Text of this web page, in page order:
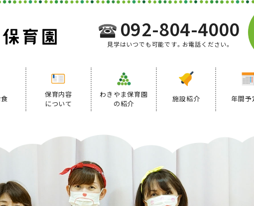
092-804-4000
見学はいつでも可能です。お電話ください。
保育内容
について
デイリープログラム
わきやま保育園
の紹介
施設紹介 年間予